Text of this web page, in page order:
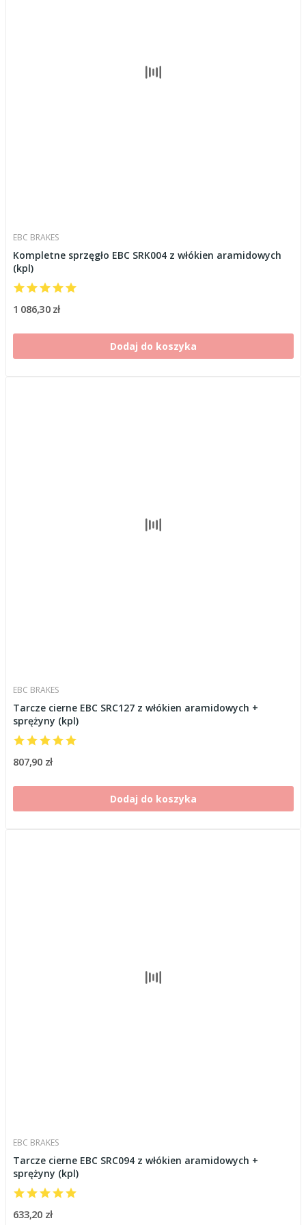
EBC BRAKES
Kompletne sprzęgło EBC SRK004 z włókien aramidowych
(kpl)
1 086,30 zł
Dodaj do koszyka
EBC BRAKES
Tarcze cierne EBC SRC127 z włókien aramidowych +
sprężyny (kpl)
807,90 zł
Dodaj do koszyka
EBC BRAKES
Tarcze cierne EBC SRC094 z włókien aramidowych +
sprężyny (kpl)
633,20 zł